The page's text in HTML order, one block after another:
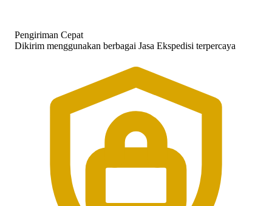
Pengiriman Cepat
Dikirim menggunakan berbagai Jasa Ekspedisi terpercaya